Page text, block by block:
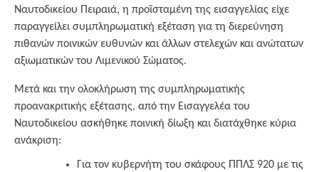
Ναυτοδικείου Πειραιά, η προϊσταμένη της εισαγγελίας είχε
παραγγείλει συμπληρωματική εξέταση για τη διερεύνηση
πιθανών ποινικών ευθυνών και άλλων στελεχών και ανώτατων
αξιωματικών του Λιμενικού Σώματος.
Μετά και την ολοκλήρωση της συμπληρωματικής
προανακριτικής εξέτασης, από την Εισαγγελέα του
Ναυτοδικείου ασκήθηκε ποινική δίωξη και διατάχθηκε κύρια
ανάκριση:
Για τον κυβερνήτη του σκάφους ΠΠΛΣ 920 με τις